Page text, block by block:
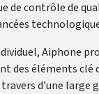
de contrôle de
Aiphone
des éléments
d’une